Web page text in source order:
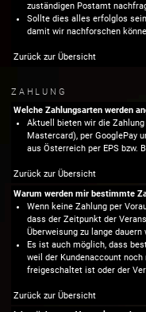
zuständigen Postamt
Sollte dies alles erfolglos
damit wir nachforschen
Zurück zur Übersicht
ZAHLUNG
Welche Zahlungsarten werden
Aktuell bieten wir die
Mastercard), per GooglePay
aus Österreich per EPS bzw.
Zurück zur Übersicht
Warum werden mir bestimmte
Wenn keine Zahlung per
dass der Zeitpunkt der
Überweisung zu lange dauern
Es ist auch möglich, dass
weil der Kundenaccount
freigeschaltet ist oder der
Zurück zur Übersicht